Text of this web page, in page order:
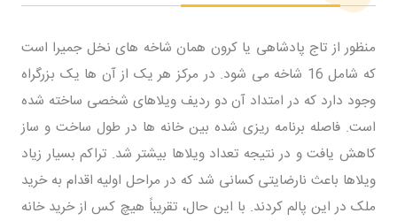
منظور از تاج پادشاهی یا کرون همان شاخه های نخل جمیرا است
که شامل 16 شاخه می شود. در مرکز هر یک از آن ها یک بزرگراه
وجود دارد که در امتداد آن دو ردیف ویلاهای شخصی ساخته شده
است. فاصله برنامه ریزی شده بین خانه ها در طول ساخت و ساز
کاهش یافت و در نتیجه تعداد ویلاها بیشتر شد. تراکم بسیار زیاد
ویلاها باعث نارضایتی کسانی شد که در مراحل اولیه اقدام به خرید
ملک در این پالم کردند. با این حال، تقریباً هیچ کس از خرید خانه